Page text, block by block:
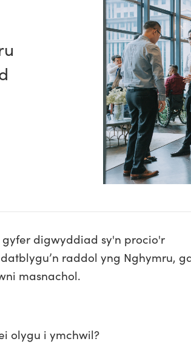
digwyddiad sy'n procio'r
raddol yng Nghymru,
masnachol.
olygu i ymchwil?